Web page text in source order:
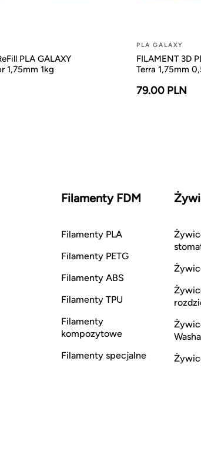
PLA GALAXY
1,75mm 1kg
PLA GALAXY
FILAMENT 3D
Terra 1,75mm
79.00 PLN
Filamenty FDM
Filamenty PLA
Filamenty PETG
Filamenty ABS
Filamenty TPU
Filamenty
kompozytowe
Filamenty specjalne